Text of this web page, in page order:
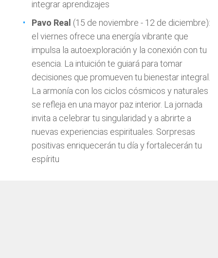
integrar aprendizajes
Pavo Real (15 de noviembre - 12 de diciembre):
el viernes ofrece una energía vibrante que
impulsa la autoexploración y la conexión con tu
esencia. La intuición te guiará para tomar
decisiones que promueven tu bienestar integral.
La armonía con los ciclos cósmicos y naturales
se refleja en una mayor paz interior. La jornada
invita a celebrar tu singularidad y a abrirte a
nuevas experiencias espirituales. Sorpresas
positivas enriquecerán tu día y fortalecerán tu
espíritu